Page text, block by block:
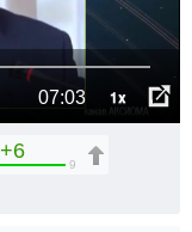
07:03 1x
+6
9